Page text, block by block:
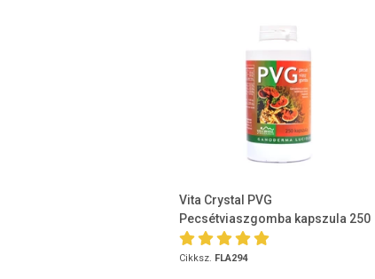
Vita Crystal PVG
Pecsétviaszgomba kapszula 250
db
Cikksz. FLA294